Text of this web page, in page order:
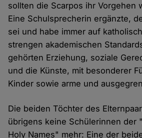
sollten die Scarpos ihr Vorgehen
Eine Schulsprecherin ergänzte,
sei und habe immer auf
strengen akademischen
gehörten Erziehung, soziale
und die Künste, mit besonderer
Kinder sowie arme und
Die beiden Töchter des
übrigens keine Schülerinnen der
Holy Names" mehr: Eine der